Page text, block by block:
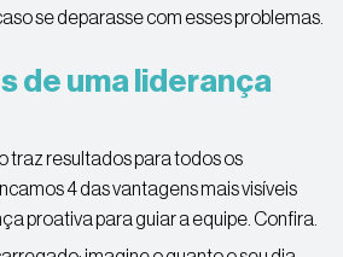
se deparasse com esses problemas.
de uma liderança
traz resultados para todos os
4 das vantagens mais visíveis
proativa para guiar a equipe. Confira.